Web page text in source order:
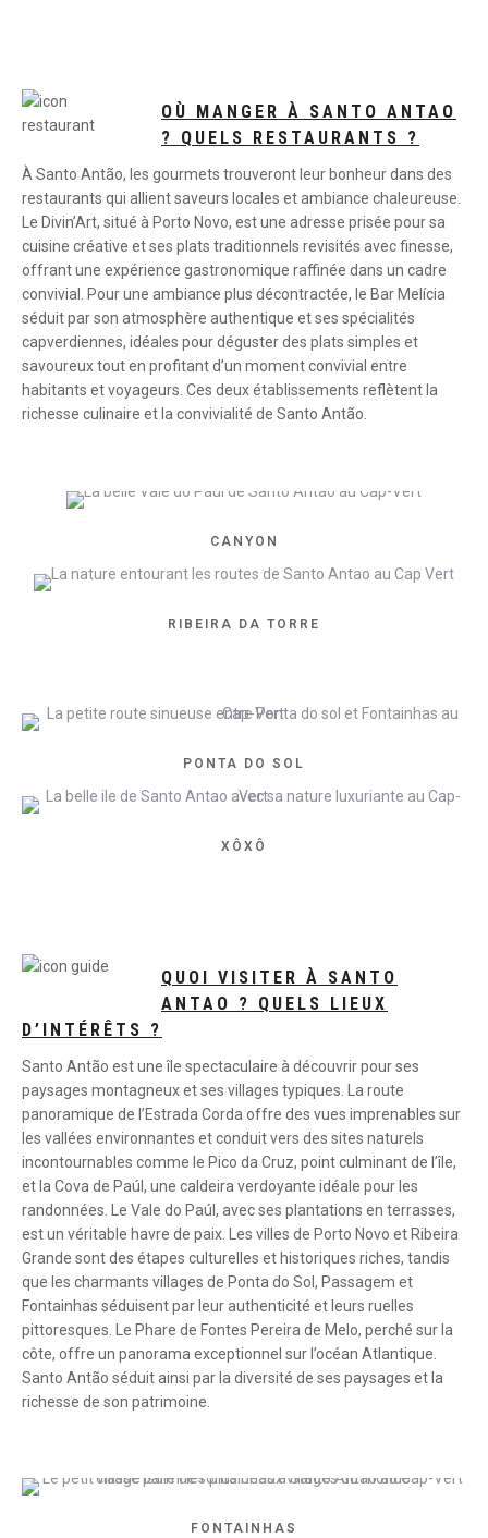
OÙ MANGER À SANTO ANTAO
? QUELS RESTAURANTS ?
À Santo Antão, les gourmets trouveront leur bonheur dans des
restaurants qui allient saveurs locales et ambiance chaleureuse.
Le Divin’Art, situé à Porto Novo, est une adresse prisée pour sa
cuisine créative et ses plats traditionnels revisités avec finesse,
offrant une expérience gastronomique raffinée dans un cadre
convivial. Pour une ambiance plus décontractée, le Bar Melícia
séduit par son atmosphère authentique et ses spécialités
capverdiennes, idéales pour déguster des plats simples et
savoureux tout en profitant d’un moment convivial entre
habitants et voyageurs. Ces deux établissements reflètent la
richesse culinaire et la convivialité de Santo Antão.
CANYON
RIBEIRA DA TORRE
PONTA DO SOL
XÔXÔ
QUOI VISITER À SANTO
ANTAO ? QUELS LIEUX
D’INTÉRÊTS ?
Santo Antão est une île spectaculaire à découvrir pour ses
paysages montagneux et ses villages typiques. La route
panoramique de l’Estrada Corda offre des vues imprenables sur
les vallées environnantes et conduit vers des sites naturels
incontournables comme le Pico da Cruz, point culminant de l’île,
et la Cova de Paúl, une caldeira verdoyante idéale pour les
randonnées. Le Vale do Paúl, avec ses plantations en terrasses,
est un véritable havre de paix. Les villes de Porto Novo et Ribeira
Grande sont des étapes culturelles et historiques riches, tandis
que les charmants villages de Ponta do Sol, Passagem et
Fontainhas séduisent par leur authenticité et leurs ruelles
pittoresques. Le Phare de Fontes Pereira de Melo, perché sur la
côte, offre un panorama exceptionnel sur l’océan Atlantique.
Santo Antão séduit ainsi par la diversité de ses paysages et la
richesse de son patrimoine.
FONTAINHAS